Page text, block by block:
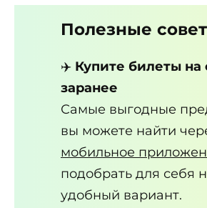
Полезные
✈️ Купите билеты на
заранее
Самые выгодные
вы можете найти
мобильное
подобрать для себя
удобный вариант.